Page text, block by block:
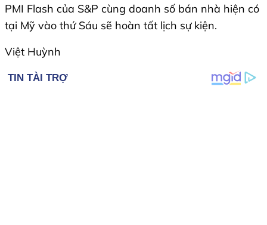
PMI Flash của S&P cùng doanh số bán nhà hiện có
tại Mỹ vào thứ Sáu sẽ hoàn tất lịch sự kiện.
Việt Huỳnh